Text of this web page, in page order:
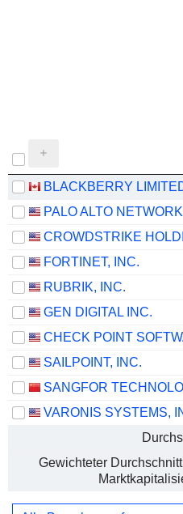
BLACKBERRY
FORTINET, INC.
RUBRIK, INC.
GEN DIGITAL INC.
SAILPOINT, INC.
VARONIS SYSTEMS,
Gewichteter